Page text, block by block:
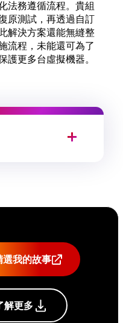
法務遵循流程。貴組
原測試，再透過自訂
解決方案還能無縫整
流程，未能還可為了
護更多台虛擬機器。
選我的故事
解更多